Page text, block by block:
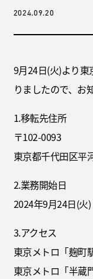
2024.09.20
9月24日(火)より
りましたので、お
1.移転先住所
〒102-0093
東京都千代田区平
2.業務開始日
2024年9月24日(火)
3.アクセス
東京メトロ「麹町
東京メトロ「半蔵